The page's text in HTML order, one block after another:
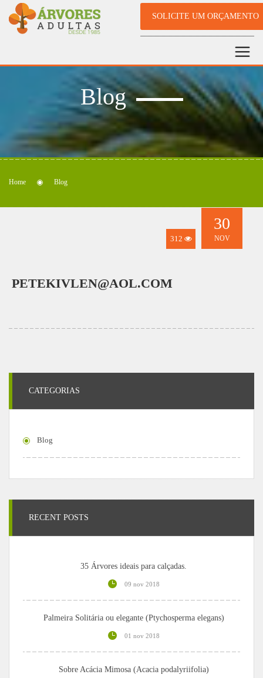
SOLICITE UM ORÇAMENTO
Blog
Home Blog
312
30
NOV
PETEKIVLEN@AOL.COM
CATEGORIAS
Blog
RECENT POSTS
35 Árvores ideais para calçadas.
09 nov 2018
Palmeira Solitária ou elegante (Ptychosperma elegans)
01 nov 2018
Sobre Acácia Mimosa (Acacia podalyriifolia)